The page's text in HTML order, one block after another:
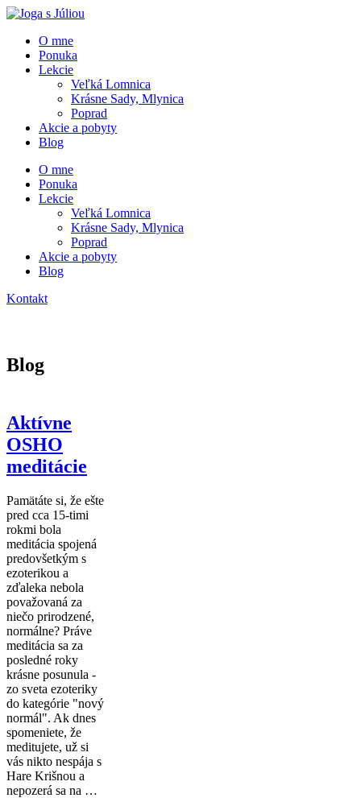
O mne
Ponuka
Lekcie
Veľká Lomnica
Krásne Sady, Mlynica
Poprad
Akcie a pobyty
Blog
O mne
Ponuka
Lekcie
Veľká Lomnica
Krásne Sady, Mlynica
Poprad
Akcie a pobyty
Blog
Kontakt
Blog
Aktívne
OSHO
meditácie
Pamätáte si, že ešte
pred cca 15-timi
rokmi bola
meditácia spojená
predovšetkým s
ezoterikou a
zďaleka nebola
považovaná za
niečo prirodzené,
normálne? Práve
meditácia sa za
posledné roky
krásne posunula -
zo sveta ezoteriky
do kategórie "nový
normál". Ak dnes
spomeniete, že
meditujete, už si
vás nikto nespája s
Hare Krišnou a
nepozerá sa na …